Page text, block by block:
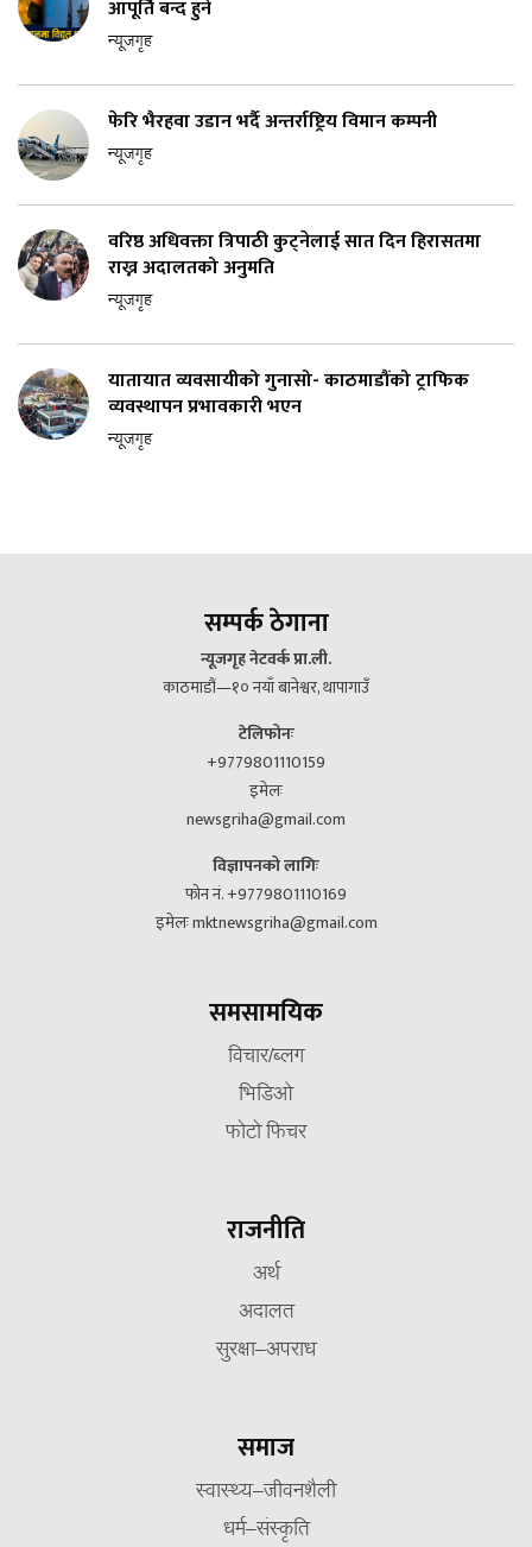
आपूर्ति बन्द हुने
न्यूजगृह
फेरि भैरहवा उडान भर्दै अन्तर्राष्ट्रिय विमान कम्पनी
न्यूजगृह
वरिष्ठ अधिवक्ता त्रिपाठी कुट्नेलाई सात दिन हिरासतमा
राख्न अदालतको अनुमति
न्यूजगृह
यातायात व्यवसायीको गुनासो- काठमाडौंको ट्राफिक
व्यवस्थापन प्रभावकारी भएन
न्यूजगृह
सम्पर्क ठेगाना
न्यूजगृह नेटवर्क प्रा.ली.
काठमाडौं—१० नयाँ बानेश्वर, थापागाउँ
टेलिफोनः
+9779801110159
इमेलः
newsgriha@gmail.com
विज्ञापनको लागिः
फोन नं. +9779801110169
इमेलः mktnewsgriha@gmail.com
समसामयिक
विचार/ब्लग
भिडिओ
फोटो फिचर
राजनीति
अर्थ
अदालत
सुरक्षा–अपराध
समाज
स्वास्थ्य–जीवनशैली
धर्म–संस्कृति